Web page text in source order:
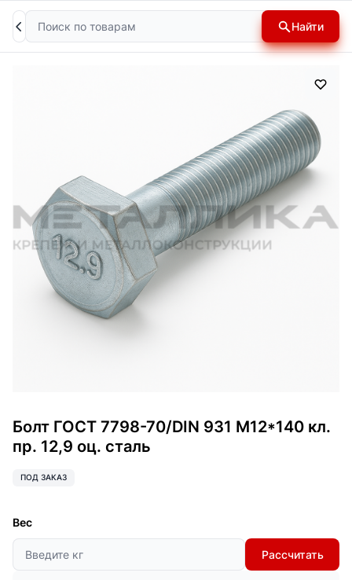
Поиск Найти
Болт ГОСТ 7798-70/DIN 931 М12*140 кл.
пр. 12,9 оц. сталь
ПОД ЗАКАЗ
Вес
Рассчитать